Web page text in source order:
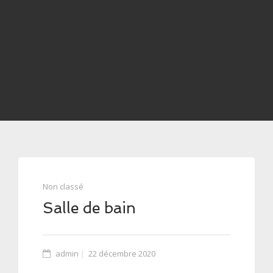
Non classé
Salle de bain
admin 22 décembre 2020